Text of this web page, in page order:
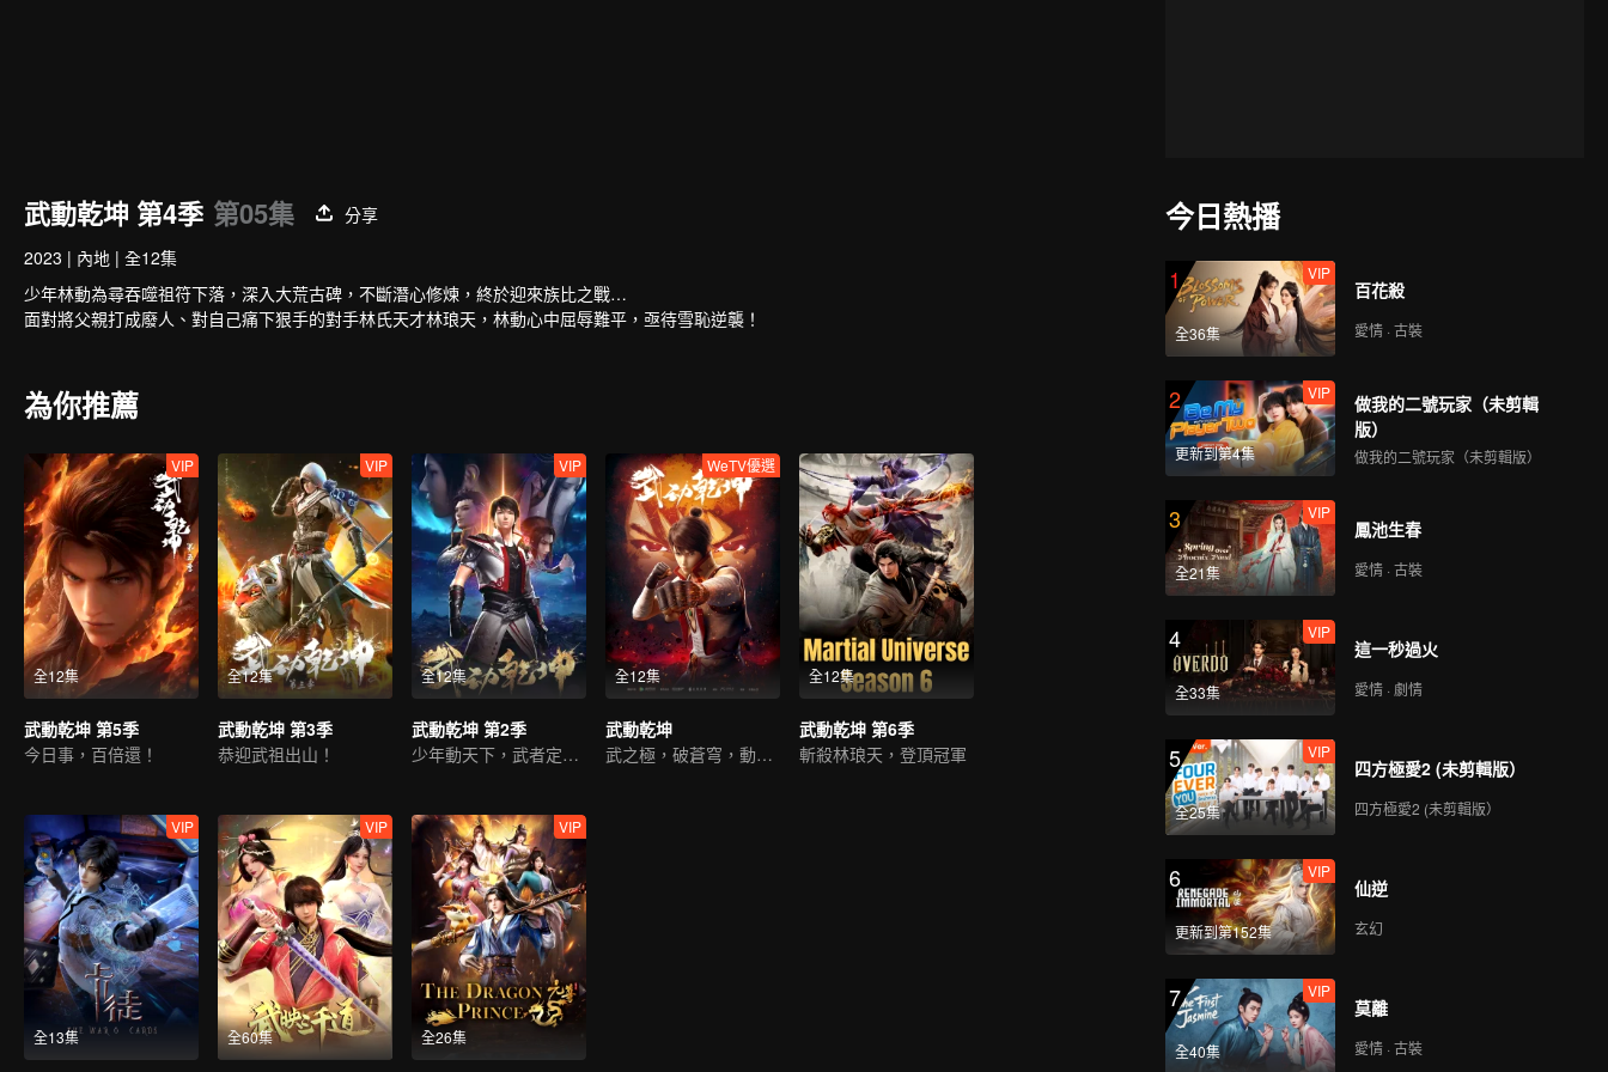
武動乾坤 第4季 第05集
分享
2023 | 內地 | 全12集
少年林動為尋吞噬祖符下落，深入大荒古碑，不斷潛心修煉，終於迎來族比之戰…
面對將父親打成廢人、對自己痛下狠手的對手林氏天才林琅天，林動心中屈辱難平，亟待雪恥逆襲！
為你推薦
全12集
VIP
武動乾坤 第5季
今日事，百倍還！
全12集
VIP
武動乾坤 第3季
恭迎武祖出山！
全12集
VIP
武動乾坤 第2季
少年動天下，武者定乾坤
全12集
WeTV優選
武動乾坤
武之極，破蒼穹，動乾坤
全12集
武動乾坤 第6季
斬殺林琅天，登頂冠軍
全13集
VIP
全60集
VIP
全26集
VIP
今日熱播
1
全36集
VIP
百花殺
愛情 · 古裝
2
更新到第4集
VIP
做我的二號玩家（未剪輯
版）
做我的二號玩家（未剪輯版）
3
全21集
VIP
鳳池生春
愛情 · 古裝
4
全33集
VIP
這一秒過火
愛情 · 劇情
5
全25集
VIP
四方極愛2 (未剪輯版）
四方極愛2 (未剪輯版）
6
更新到第152集
VIP
仙逆
玄幻
7
全40集
VIP
莫離
愛情 · 古裝